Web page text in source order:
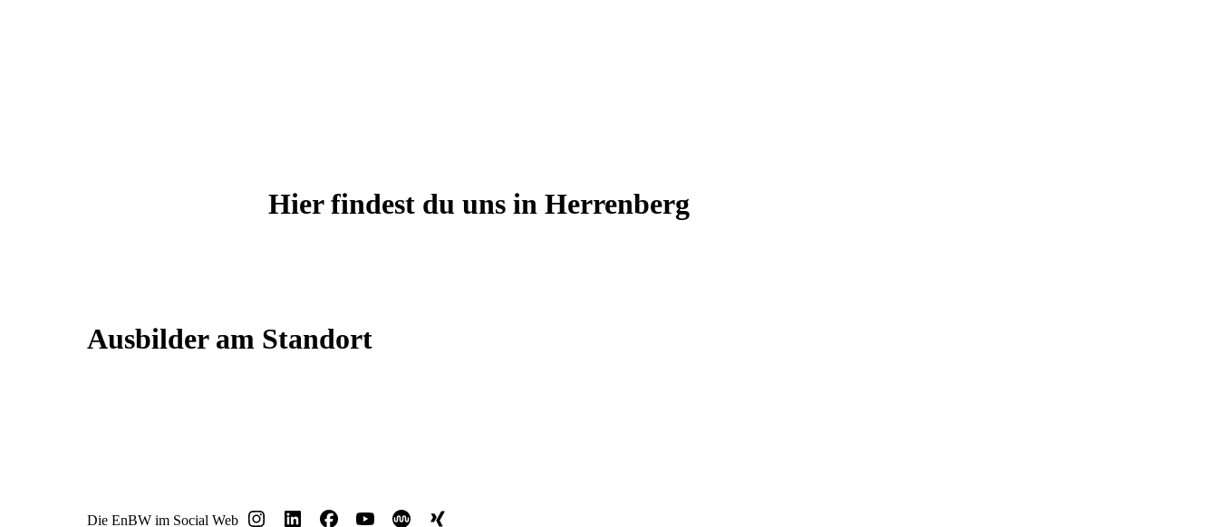
Hier findest du uns in Herrenberg
Ausbilder am Standort
Die EnBW im Social Web